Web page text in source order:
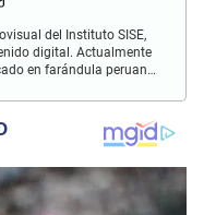
del Instituto SISE,
digital. Actualmente
en farándula peruana,